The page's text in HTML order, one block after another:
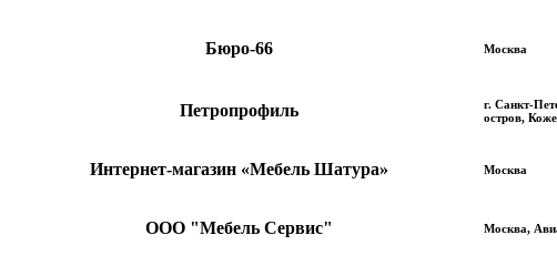
Бюро-66 Москва
Петропрофиль
г. Санкт-
остров,
Интернет-магазин «Мебель Шатура» Москва
ООО "Мебель Сервис" Москва,